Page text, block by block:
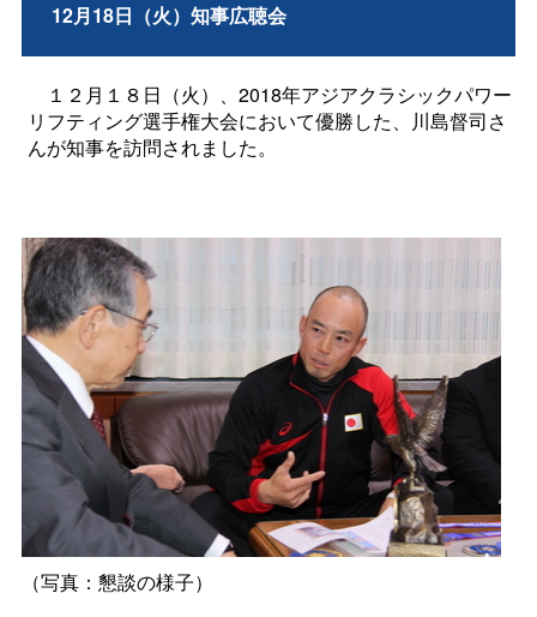
12月18日（火）知事広聴会
１２月１８日（火）、2018年アジアクラシックパワー
リフティング選手権大会において優勝した、川島督司さ
んが知事を訪問されました。
（写真：懇談の様子）